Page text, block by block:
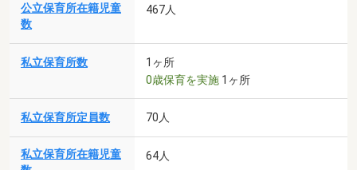
公立保育所在籍児童
数
467人
私立保育所数
1ヶ所
0歳保育を実施 1ヶ所
私立保育所定員数 70人
私立保育所在籍児童
64人